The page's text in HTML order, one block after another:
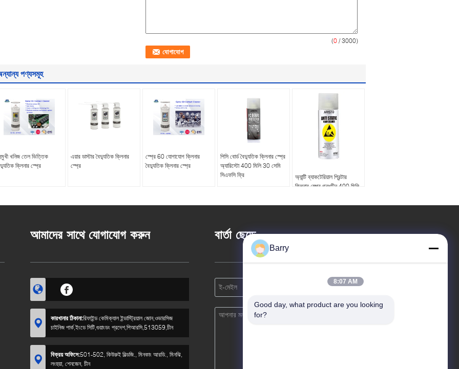
(0 / 3000)
পণ্যসমূহ
খনিজ তেল ভিত্তিক
ক্লিনার স্প্রে
এয়ার ডাস্টার বৈদ্যুতিক ক্লিনার
স্প্রে
স্প্রে 60 যোগাযোগ ক্লিনার
বৈদ্যুতিক ক্লিনার স্প্রে
পিসি বোর্ড বৈদ্যুতিক ক্লিনার স্প্রে
অ্যারিস্টো 400 মিলি 30 সেমি
সিএফসি ফ্রি
অ্যান্টি ব্যাকটেরিয়াল প্রিন্টার
ক্লিনার স্প্রে গন্ধহীন 400 মিলি
আমাদের সাথে যোগাযোগ করুন
কারখানার ঠিকানা:রিফাইন্ড কেমিক্যাল ইন্ডাস্ট্রিয়াল জোন,ওভারসিজ
চাইনিজ পার্ক,ইংডে সিটি,গুয়াংডং প্রদেশ,পিআরসি,513059,চীন
বিক্রয় অফিসে:501-502, কিউরুই বিল্ডজি., মিনকাং আরডি., মিনঝি,
লংহুয়া, শেনজেন, চীন
বার্তা ছেড়ে
Barry
8:07 AM
Good day, what product are you looking
for?